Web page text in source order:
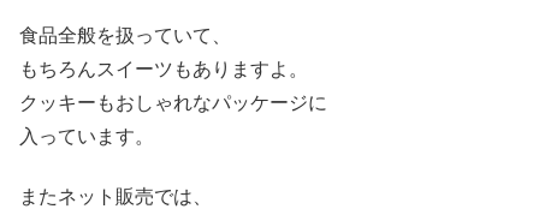
食品全般を扱っていて、
もちろんスイーツもありますよ。
クッキーもおしゃれなパッケージに
入っています。
またネット販売では、